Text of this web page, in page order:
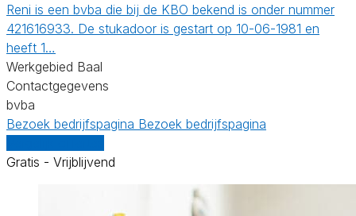
Reni is een bvba die bij de KBO bekend is onder nummer
421616933. De stukadoor is gestart op 10-06-1981 en
heeft 1…
Werkgebied Baal
Contactgegevens
bvba
Bezoek bedrijfspagina Bezoek bedrijfspagina
Gratis - Vrijblijvend